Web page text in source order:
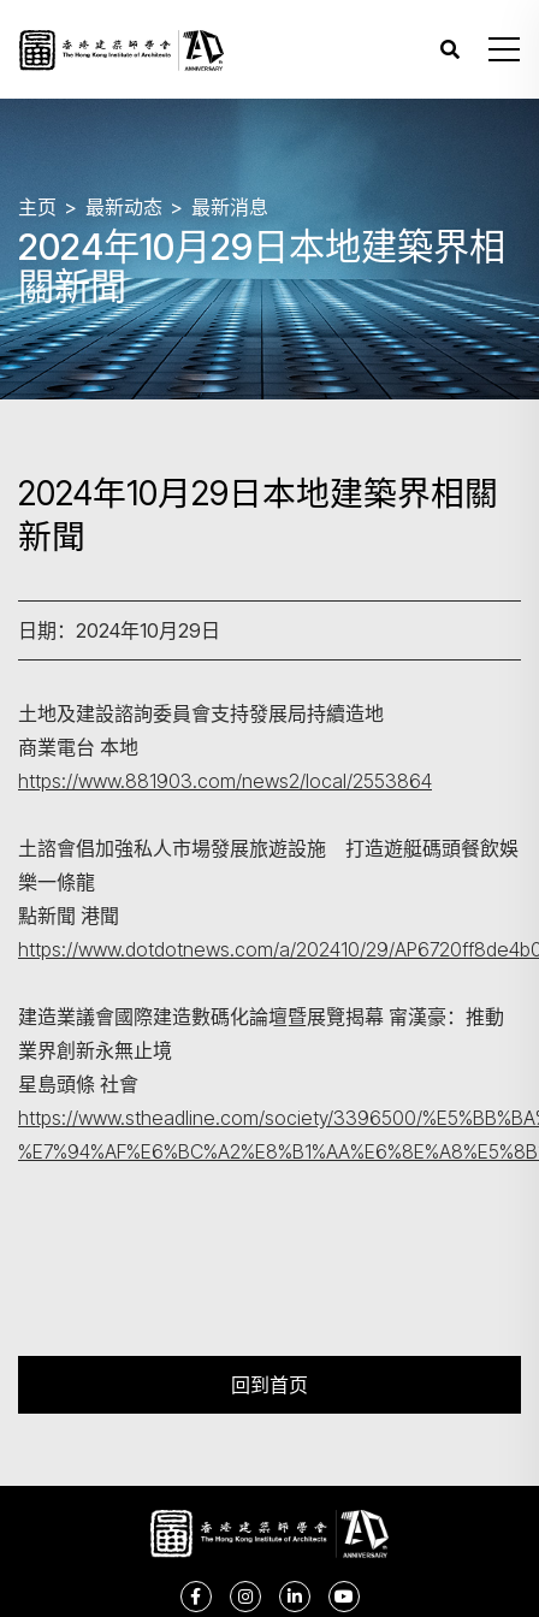
主页 最新动态 最新消息
2024年10月29日本地建築界相
關新聞
2024年10月29日本地建築界相關
新聞
日期：2024年10月29日
土地及建設諮詢委員會支持發展局持續造地
商業電台 本地
https://www.881903.com/news2/local/2553864
土諮會倡加強私人市場發展旅遊設施 打造遊艇碼頭餐飲娛
樂一條龍
點新聞 港聞
https://www.dotdotnews.com/a/202410/29/
建造業議會國際建造數碼化論壇暨展覽揭幕 甯漢豪：推動
業界創新永無止境
星島頭條 社會
https://www.stheadline.com/society/3396500/
回到首页